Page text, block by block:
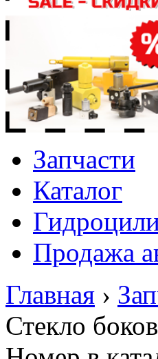
Запчасти
Каталог
Продажа
Главная ›
Стекло